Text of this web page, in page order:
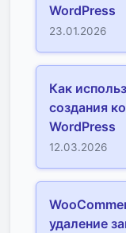
WordPress
23.01.2026
Как
создания
WordPress
12.03.2026
удаление